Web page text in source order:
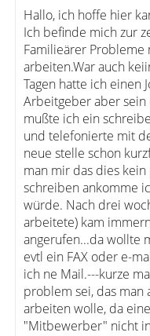
Hallo, ich hoffe hier
Ich befinde mich zur
Familieärer
arbeiten.War auch
Tagen hatte ich einen
Arbeitgeber aber sein
mußte ich ein
und telefonierte mit
neue stelle schon
man mir das dies
schreiben ankomme
würde. Nach drei
arbeitete) kam
angerufen...da wollte
evtl ein FAX oder e-
ich ne Mail.---kurze
problem sei, das man
arbeiten wolle, da
"Mitbewerber" nicht